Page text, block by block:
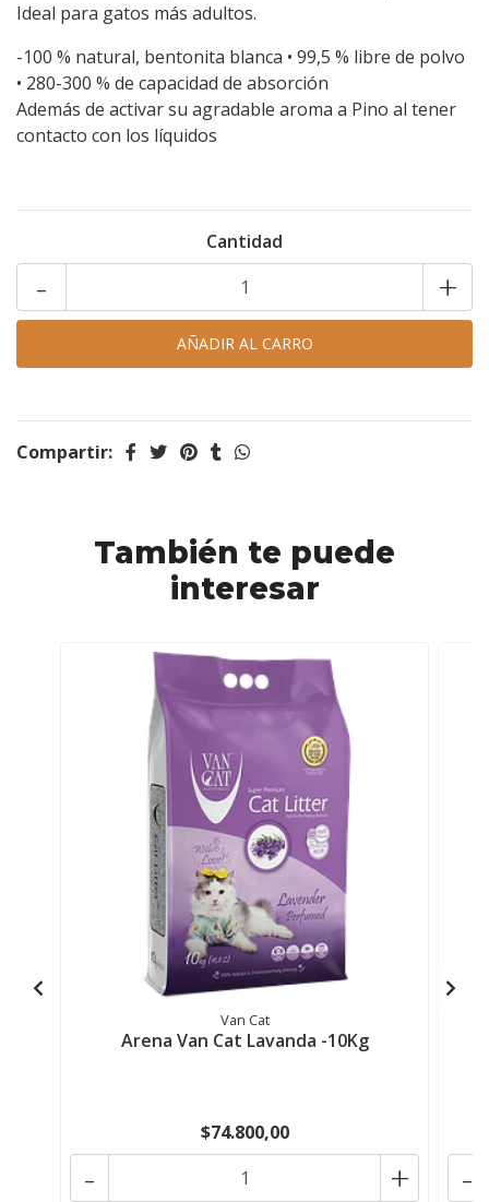
Ideal para gatos más adultos.
-100 % natural, bentonita blanca • 99,5 % libre de polvo
• 280-300 % de capacidad de absorción
Además de activar su agradable aroma a Pino al tener
contacto con los líquidos
Cantidad
- +
Compartir:
También te puede
interesar
Van Cat
Arena Van Cat Lavanda -10Kg
$74.800,00
- + -